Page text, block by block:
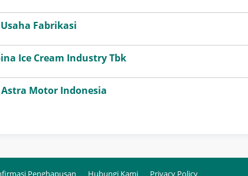
Fabrikasi
Ice Cream Industry Tbk
Astra Motor Indonesia
Penghapusan Hubungi Kami Privacy Policy